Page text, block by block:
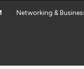
Networking &